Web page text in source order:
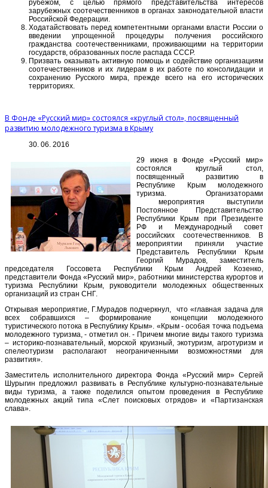
рубежом, с целью прямого представительства интересов
зарубежных соотечественников в органах законодательной власти
Российской Федерации.
Ходатайствовать перед компетентными органами власти России о
введении упрощенной процедуры получения российского
гражданства соотечественниками, проживающими на территории
государств, образованных после распада СССР.
Призвать оказывать активную помощь и содействие организациям
соотечественников и их лидерам в их работе по консолидации и
сохранению Русского мира, прежде всего на его исторических
территориях.
В Фонде «Русский мир» состоялся «круглый стол», посвященный
развитию молодежного туризма в Крыму
30. 06. 2016
29 июня в Фонде «Русский мир»
состоялся круглый стол,
посвященный развитию в
Республике Крым молодежного
туризма. Организаторами
мероприятия выступили
Постоянное Представительство
Республики Крым при Президенте
РФ и Международный совет
российских соотечественников. В
мероприятии приняли участие
Представитель Республики Крым
Георгий Мурадов, заместитель
председателя Госсовета Республики Крым Андрей Козенко,
представители Фонда «Русский мир», работники министерства курортов и
туризма Республики Крым, руководители молодежных общественных
организаций из стран СНГ.
Открывая мероприятие, Г.Мурадов подчеркнул, что «главная задача для
всех собравшихся – формирование концепции молодежного
туристического потока в Республику Крым». «Крым - особая точка подъема
молодежного туризма, - отметил он. - Причем многие виды такого туризма
– историко-познавательный, морской круизный, экотуризм, агротуризм и
спелеотуризм располагают неограниченными возможностями для
развития».
Заместитель исполнительного директора Фонда «Русский мир» Сергей
Шурыгин предложил развивать в Республике культурно-познавательные
виды туризма, а также поделился опытом проведения в Республике
молодежных акций типа «Слет поисковых отрядов» и «Партизанская
слава».